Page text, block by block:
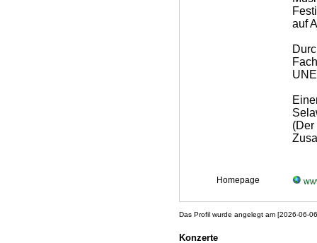
auf
Homepage
Das Profil wurde angelegt am [2026-06-
Konzerte